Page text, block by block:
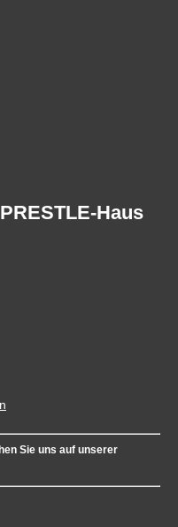
Haus
Sie uns auf unserer